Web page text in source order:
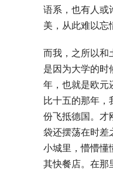
语系，也有人或
美，从此难以
而我，之所以和
是因为大学的时
年，也就是欧元
比十五的那年，
份飞抵德国。才
袋还摆荡在时差
小城里，懵懵懂
其快餐店。在那